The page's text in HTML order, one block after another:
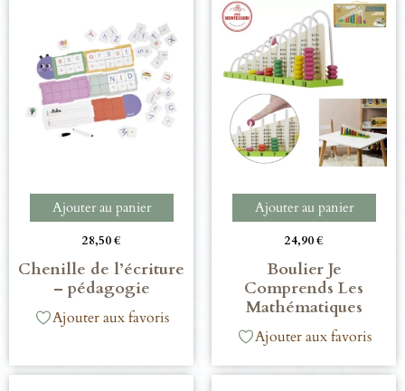
Ajouter au panier
28,50€
Chenille de l’écriture
– pédagogie
Ajouter aux favoris
Ajouter au panier
24,90€
Boulier Je
Comprends Les
Mathématiques
Ajouter aux favoris